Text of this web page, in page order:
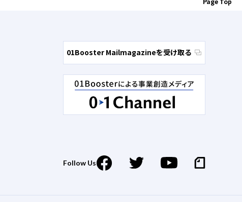
01Booster Mailmagazineを受け取る
Follow Us